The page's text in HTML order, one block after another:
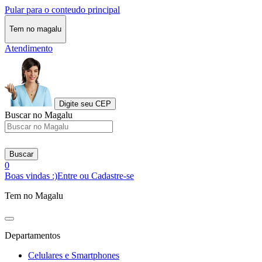
Pular para o conteudo principal
Tem no magalu
Atendimento
Digite seu CEP
Buscar no Magalu
Buscar
0
Boas vindas :)Entre ou Cadastre-se
Tem no Magalu
Departamentos
Celulares e Smartphones